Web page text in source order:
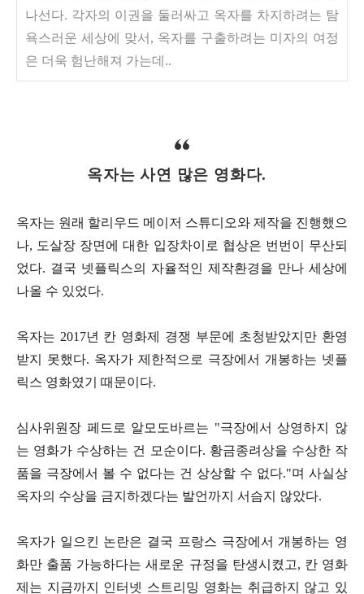
나선다. 각자의 이권을 둘러싸고 옥자를 차지하려는 탐
욕스러운 세상에 맞서, 옥자를 구출하려는 미자의 여정
은 더욱 험난해져 가는데..
옥자는 사연 많은 영화다.
옥자는 원래 할리우드 메이저 스튜디오와 제작을 진행했으
나, 도살장 장면에 대한 입장차이로 협상은 번번이 무산되
었다. 결국 넷플릭스의 자율적인 제작환경을 만나 세상에
나올 수 있었다.
옥자는 2017년 칸 영화제 경쟁 부문에 초청받았지만 환영
받지 못했다. 옥자가 제한적으로 극장에서 개봉하는 넷플
릭스 영화였기 때문이다.
심사위원장 페드로 알모도바르는 "극장에서 상영하지 않
는 영화가 수상하는 건 모순이다. 황금종려상을 수상한 작
품을 극장에서 볼 수 없다는 건 상상할 수 없다."며 사실상
옥자의 수상을 금지하겠다는 발언까지 서슴지 않았다.
옥자가 일으킨 논란은 결국 프랑스 극장에서 개봉하는 영
화만 출품 가능하다는 새로운 규정을 탄생시켰고, 칸 영화
제는 지금까지 인터넷 스트리밍 영화는 취급하지 않고 있